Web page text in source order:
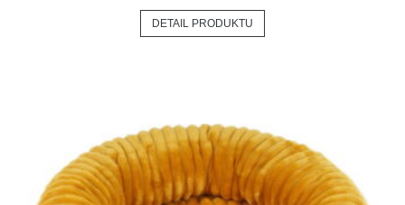
DETAIL PRODUKTU